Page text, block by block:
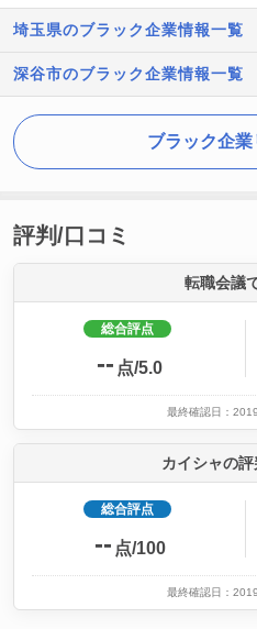
埼玉県のブラック企業情報一覧
深谷市のブラック企業情報一覧
ブラック企
評判/口コミ
転職会議
総合評点
-- 点/5.0
最終確認日：
カイシャの
総合評点
-- 点/100
最終確認日：